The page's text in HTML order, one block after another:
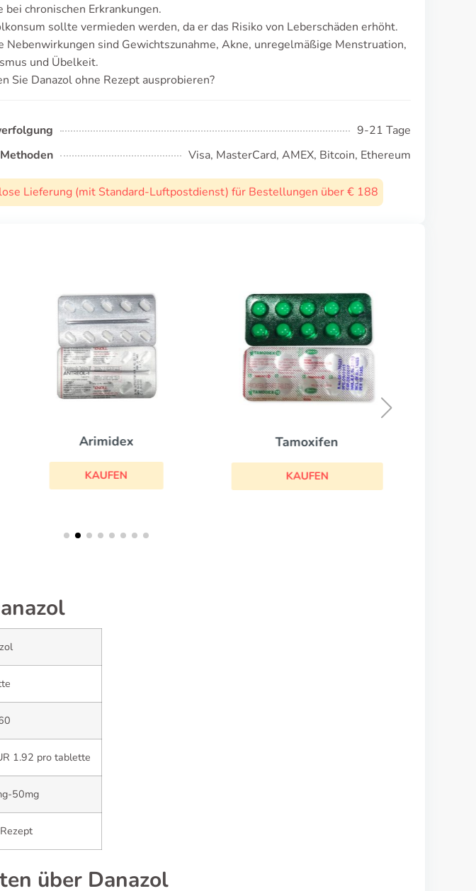
bei chronischen Erkrankungen.
sollte vermieden werden, da er das Risiko von Leberschäden erhöht.
Nebenwirkungen sind Gewichtszunahme, Akne, unregelmäßige Menstruation,
und Übelkeit.
Sie Danazol ohne Rezept ausprobieren?
9-21 Tage
Visa, MasterCard, AMEX, Bitcoin, Ethereum
Lieferung (mit Standard-Luftpostdienst) für Bestellungen über € 188
Arimidex
KAUFEN
Tamoxifen
KAUFEN
1.92 pro tablette
50mg
über Danazol